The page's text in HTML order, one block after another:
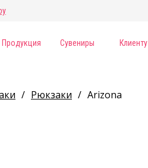
Продукция Сувениры Клиенту
/ Рюкзаки / Arizona